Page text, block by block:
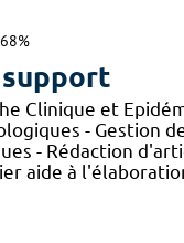
68%
Clinique et
- Gestion
- Rédaction
aide à